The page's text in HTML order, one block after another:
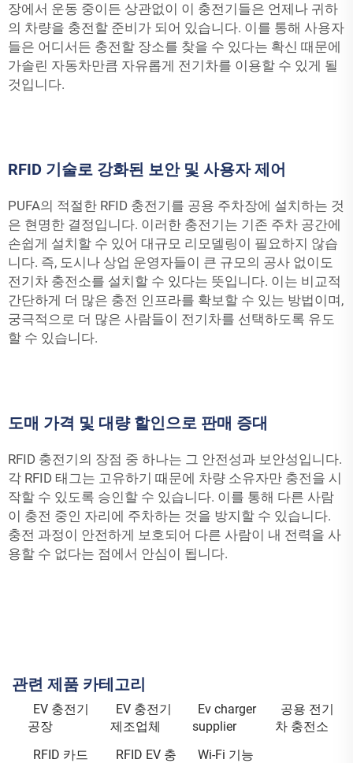
장에서 운동 중이든 상관없이 이 충전기들은 언제나 귀하
의 차량을 충전할 준비가 되어 있습니다. 이를 통해 사용자
들은 어디서든 충전할 장소를 찾을 수 있다는 확신 때문에
가솔린 자동차만큼 자유롭게 전기차를 이용할 수 있게 될
것입니다.
RFID 기술로 강화된 보안 및 사용자 제어
PUFA의 적절한 RFID 충전기를 공용 주차장에 설치하는 것
은 현명한 결정입니다. 이러한 충전기는 기존 주차 공간에
손쉽게 설치할 수 있어 대규모 리모델링이 필요하지 않습
니다. 즉, 도시나 상업 운영자들이 큰 규모의 공사 없이도
전기차 충전소를 설치할 수 있다는 뜻입니다. 이는 비교적
간단하게 더 많은 충전 인프라를 확보할 수 있는 방법이며,
궁극적으로 더 많은 사람들이 전기차를 선택하도록 유도
할 수 있습니다.
도매 가격 및 대량 할인으로 판매 증대
RFID 충전기의 장점 중 하나는 그 안전성과 보안성입니다.
각 RFID 태그는 고유하기 때문에 차량 소유자만 충전을 시
작할 수 있도록 승인할 수 있습니다. 이를 통해 다른 사람
이 충전 중인 자리에 주차하는 것을 방지할 수 있습니다.
충전 과정이 안전하게 보호되어 다른 사람이 내 전력을 사
용할 수 없다는 점에서 안심이 됩니다.
관련 제품 카테고리
EV 충전기
공장
EV 충전기
제조업체
Ev charger
supplier
공용 전기
차 충전소
RFID 카드
RFID EV 충
Wi-Fi 기능